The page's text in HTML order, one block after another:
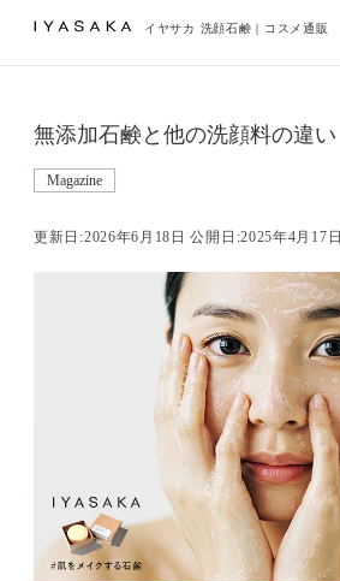
イヤサカ 洗顔石鹸｜コスメ通販
無添加石鹸と他の洗顔料の違い
Magazine
更新日:2026年6月18日 公開日:2025年4月17日